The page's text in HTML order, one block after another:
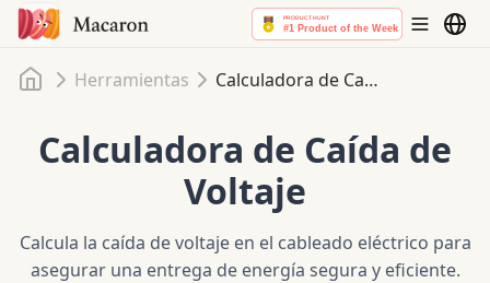
InicioHerramientas Calculadora de Caída de Voltaje
Calculadora de Caída de
Voltaje
Calcula la caída de voltaje en el cableado eléctrico para
asegurar una entrega de energía segura y eficiente.